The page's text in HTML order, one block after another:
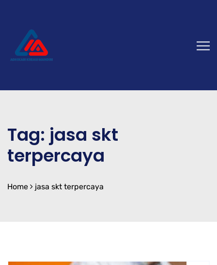
Tag: jasa skt
terpercaya
Home jasa skt terpercaya